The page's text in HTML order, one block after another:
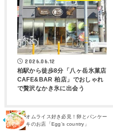
2026.06.12
柏駅から徒歩8分「八ヶ岳氷菓店
CAFE&BAR 柏店」でおしゃれ
で贅沢なかき氷に出会う
オムライス好き必見！卵とパンケー
キのお店「Egg’s country」